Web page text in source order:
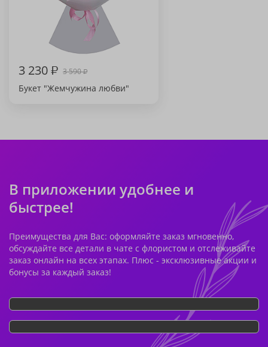
3 230₽ 3 590₽
Букет "Жемчужина любви"
В приложении удобнее и
быстрее!
Преимущества для Вас: оформляйте заказ мгновенно,
обсуждайте все детали в чате с флористом и отслеживайте
заказ онлайн на всех этапах. Плюс - эксклюзивные акции и
бонусы за каждый заказ!